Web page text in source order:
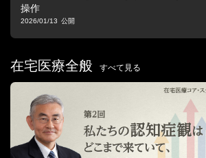
・日本のがん関連の歴史
-死因の順位
・手術療法
・薬物療法
-免疫チャックポイント阻害薬
-薬物療法の目的
・放射線療法
-放射線治療の目的
-治療上注意点
操作
2026/01/13
在宅医療全般 すべて見る